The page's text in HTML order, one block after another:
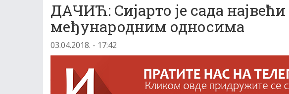
ДАЧИЋ: Сијарто је сада
међународним односима
03.04.2018. - 17:42